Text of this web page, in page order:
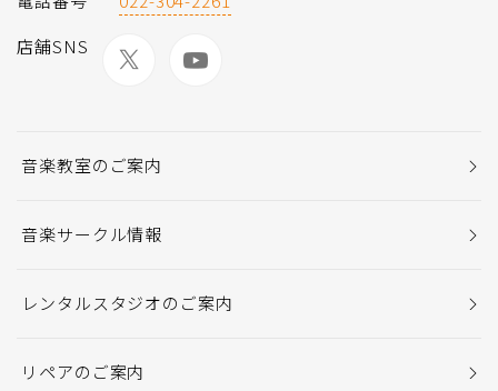
店舗SNS
音楽教室のご案内
音楽サークル情報
レンタルスタジオのご案内
リペアのご案内